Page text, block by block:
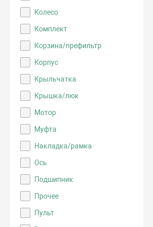
Колесо
Комплект
Корзина/префильтр
Корпус
Крыльчатка
Крышка/люк
Мотор
Муфта
Накладка/рамка
Ось
Подшипник
Прочее
Пульт